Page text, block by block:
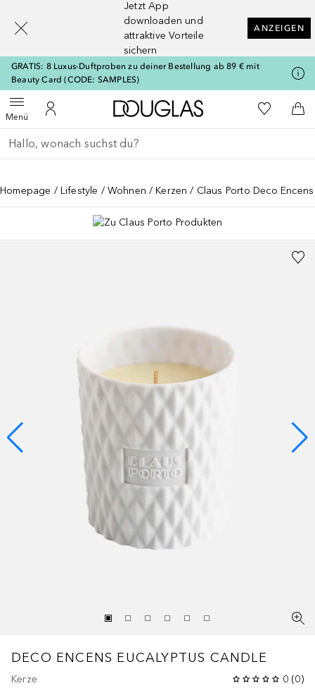
Jetzt App
downloaden und
attraktive Vorteile
sichern
ANZEIGEN
GRATIS: 8 Luxus-Duftproben zu deiner Bestellung ab 89 € mit
Beauty Card (CODE: SAMPLES)
MenüMenü öffnenZu Meinem Kundenkonto
Zur Douglas Startseite
Zu Meiner
Gehe zurück
Suche ausführen
Homepage Lifestyle Wohnen Kerzen Claus Porto Deco
DECO ENCENS EUCALYPTUS CANDLE
Kerze 0 (0)
[navigation.slideout.screenreader]